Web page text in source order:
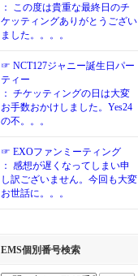
： この度は貴重な最終日のチ
ケッティングありがとうござい
ました。。。。
☞ NCT127ジャニー誕生日パー
ティー
： チケッティングの日は大変
お手数おかけしました。Yes24
の不。。。
☞ EXOファンミーティング
： 感想が遅くなってしまい申
し訳ございません。今回も大変
お世話に。。。
EMS個別番号検索